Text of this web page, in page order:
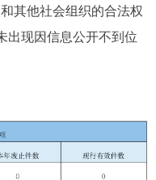
其他社会组织的合法权
出现因信息公开不到位